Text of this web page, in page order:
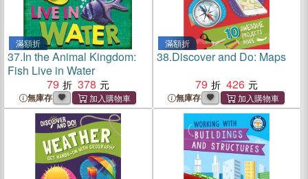
滿額折
37.In the Animal Kingdom:
Fish Live in Water
79
378
無庫存
滿額折
38.Discover and Do: Maps
79
426
無庫存